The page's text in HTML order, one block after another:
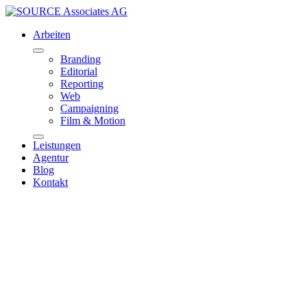
Arbeiten
Branding
Editorial
Reporting
Web
Campaigning
Film & Motion
Leistungen
Agentur
Blog
Kontakt